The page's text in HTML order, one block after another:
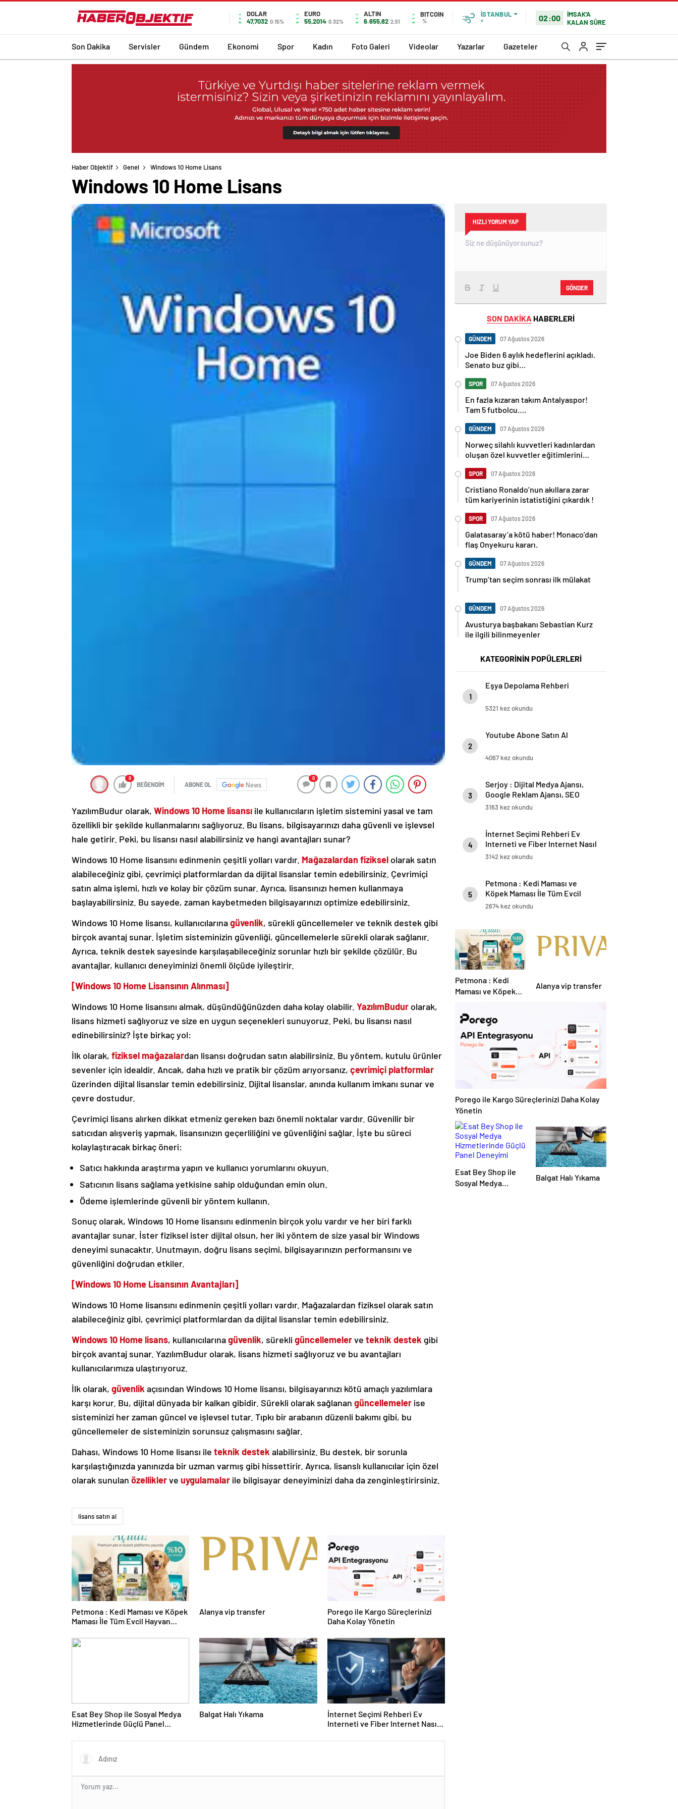
DOLAR
47,7032 0.15%
EURO
55,2014 0.32%
ALTIN
6.655,82 2,51
BITCOIN
%
İSTANBUL
°
02:00
İMSAK'A
KALAN SÜRE
Son Dakika Servisler Gündem Ekonomi Spor Kadın Foto Galeri Videolar Yazarlar Gazeteler
Haber Objektif Genel Windows 10 Home Lisans
Windows 10 Home Lisans
0
BEĞENDİM ABONE OL News
0
YazılımBudur olarak, Windows 10 Home lisansı ile kullanıcıların işletim sistemini yasal ve tam
özellikli bir şekilde kullanmalarını sağlıyoruz. Bu lisans, bilgisayarınızı daha güvenli ve işlevsel
hale getirir. Peki, bu lisansı nasıl alabilirsiniz ve hangi avantajları sunar?
Windows 10 Home lisansını edinmenin çeşitli yolları vardır. Mağazalardan fiziksel olarak satın
alabileceğiniz gibi, çevrimiçi platformlardan da dijital lisanslar temin edebilirsiniz. Çevrimiçi
satın alma işlemi, hızlı ve kolay bir çözüm sunar. Ayrıca, lisansınızı hemen kullanmaya
başlayabilirsiniz. Bu sayede, zaman kaybetmeden bilgisayarınızı optimize edebilirsiniz.
Windows 10 Home lisansı, kullanıcılarınagüvenlik, sürekli güncellemeler ve teknik destek gibi
birçok avantaj sunar. İşletim sisteminizin güvenliği, güncellemelerle sürekli olarak sağlanır.
Ayrıca, teknik destek sayesinde karşılaşabileceğiniz sorunlar hızlı bir şekilde çözülür. Bu
avantajlar, kullanıcı deneyiminizi önemli ölçüde iyileştirir.
[Windows 10 Home Lisansının Alınması]
Windows 10 Home lisansını almak, düşündüğünüzden daha kolay olabilir. YazılımBudur olarak,
lisans hizmeti sağlıyoruz ve size en uygun seçenekleri sunuyoruz. Peki, bu lisansı nasıl
edinebilirsiniz? İşte birkaç yol:
İlk olarak, fiziksel mağazalardan lisansı doğrudan satın alabilirsiniz. Bu yöntem, kutulu ürünler
sevenler için idealdir. Ancak, daha hızlı ve pratik bir çözüm arıyorsanız, çevrimiçi platformlar
üzerinden dijital lisanslar temin edebilirsiniz. Dijital lisanslar, anında kullanım imkanı sunar ve
çevre dostudur.
Çevrimiçi lisans alırken dikkat etmeniz gereken bazı önemli noktalar vardır. Güvenilir bir
satıcıdan alışveriş yapmak, lisansınızın geçerliliğini ve güvenliğini sağlar. İşte bu süreci
kolaylaştıracak birkaç öneri:
Satıcı hakkında araştırma yapın ve kullanıcı yorumlarını okuyun.
Satıcının lisans sağlama yetkisine sahip olduğundan emin olun.
Ödeme işlemlerinde güvenli bir yöntem kullanın.
Sonuç olarak, Windows 10 Home lisansını edinmenin birçok yolu vardır ve her biri farklı
avantajlar sunar. İster fiziksel ister dijital olsun, her iki yöntem de size yasal bir Windows
deneyimi sunacaktır. Unutmayın, doğru lisans seçimi, bilgisayarınızın performansını ve
güvenliğini doğrudan etkiler.
[Windows 10 Home Lisansının Avantajları]
Windows 10 Home lisansını edinmenin çeşitli yolları vardır. Mağazalardan fiziksel olarak satın
alabileceğiniz gibi, çevrimiçi platformlardan da dijital lisanslar temin edebilirsiniz.
Windows 10 Home lisans, kullanıcılarınagüvenlik, sürekli güncellemelerve teknik destek gibi
birçok avantaj sunar. YazılımBudur olarak, lisans hizmeti sağlıyoruz ve bu avantajları
kullanıcılarımıza ulaştırıyoruz.
İlk olarak, güvenlik açısından Windows 10 Home lisansı, bilgisayarınızı kötü amaçlı yazılımlara
karşı korur. Bu, dijital dünyada bir kalkan gibidir. Sürekli olarak sağlanan güncellemeler ise
sisteminizi her zaman güncel ve işlevsel tutar. Tıpkı bir arabanın düzenli bakımı gibi, bu
güncellemeler de sisteminizin sorunsuz çalışmasını sağlar.
Dahası, Windows 10 Home lisansı ile teknik destek alabilirsiniz. Bu destek, bir sorunla
karşılaştığınızda yanınızda bir uzman varmış gibi hissettirir. Ayrıca, lisanslı kullanıcılar için özel
olarak sunulan özelliklerve uygulamalar ile bilgisayar deneyiminizi daha da zenginleştirirsiniz.
lisans satın al
Petmona : Kedi Maması ve Köpek
Maması İle Tüm Evcil Hayvan
Alanya vip transfer
Porego ile Kargo Süreçlerinizi
Daha Kolay Yönetin
Esat Bey Shop ile Sosyal Medya
Hizmetlerinde Güçlü Panel
Balgat Halı Yıkama
İnternet Seçimi Rehberi Ev
Interneti ve Fiber Internet Nasıl
HIZLI YORUM YAP
GÖNDER
SON DAKİKA HABERLERİ
GÜNDEM 07 Ağustos 2026
Joe Biden 6 aylık hedeflerini açıkladı.
Senato buz gibi…
SPOR 07 Ağustos 2026
En fazla kızaran takım Antalyaspor!
Tam 5 futbolcu….
GÜNDEM 07 Ağustos 2026
Norweç silahlı kuvvetleri kadınlardan
oluşan özel kuvvetler eğitimlerini
SPOR 07 Ağustos 2026
Cristiano Ronaldo’nun akıllara zarar
tüm kariyerinin istatistiğini çıkardık !
SPOR 07 Ağustos 2026
Galatasaray’a kötü haber! Monaco’dan
flaş Onyekuru kararı.
GÜNDEM 07 Ağustos 2026
Trump’tan seçim sonrası ilk mülakat
GÜNDEM 07 Ağustos 2026
Avusturya başbakanı Sebastian Kurz
ile ilgili bilinmeyenler
KATEGORİNİN POPÜLERLERİ
1
Eşya Depolama Rehberi
5321 kez okundu
2
Youtube Abone Satın Al
4067 kez okundu
3
Serjoy : Dijital Medya Ajansı,
Google Reklam Ajansı, SEO
Ajansı ve Web Tasarım Ajansı
3163 kez okundu
4
İnternet Seçimi Rehberi Ev
Interneti ve Fiber Internet Nasıl
Doğru Tercih Edilir?
3142 kez okundu
5
Petmona : Kedi Maması ve
Köpek Maması İle Tüm Evcil
Hayvan Ürünleri
2674 kez okundu
Petmona : Kedi
Maması ve Köpek
Evcil Hayvan
Ürünleri
Alanya vip transfer
Porego ile Kargo Süreçlerinizi Daha Kolay
Yönetin
Esat Bey Shop ile
Sosyal Medya
Balgat Halı Yıkama